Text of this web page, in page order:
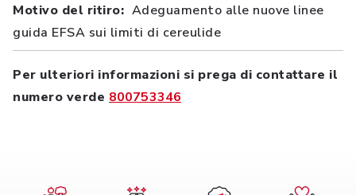
Motivo del ritiro: Adeguamento alle nuove linee
guida EFSA sui limiti di cereulide
Per ulteriori informazioni si prega di contattare il
numero verde 800753346